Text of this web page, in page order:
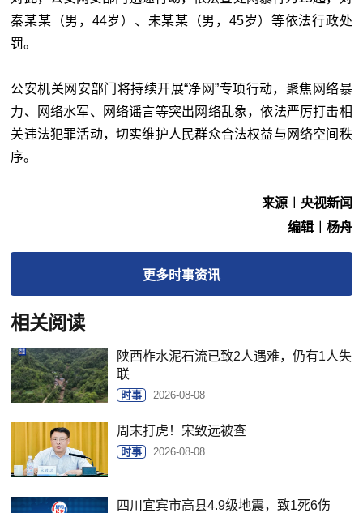
秦某某（男，44岁）、未某某（男，45岁）等依法行政处
罚。
公安机关网安部门将持续开展“净网”专项行动，聚焦网络暴
力、网络水军、网络谣言等突出网络乱象，依法严厉打击相
关违法犯罪活动，切实维护人民群众合法权益与网络空间秩
序。
来源︱央视新闻
编辑︱杨舟
更多时事资讯
相关阅读
陕西柞水泥石流已致2人遇难，仍有1人失
联
时事 2026-08-08
周末打虎！宋致远被查
时事 2026-08-08
四川宜宾市高县4.9级地震，致1死6伤